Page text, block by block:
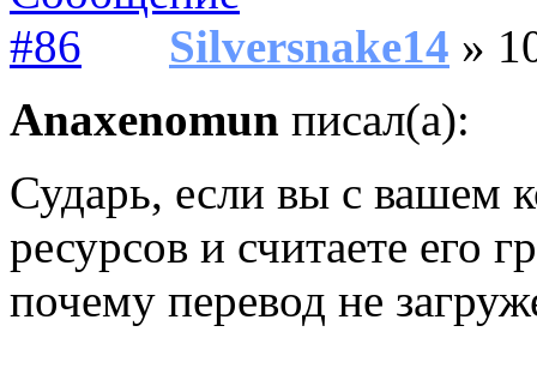
Silversnake14 »
Anaxenomun писал(а):
Сударь, если вы с вашем
ресурсов и считаете его
почему перевод не